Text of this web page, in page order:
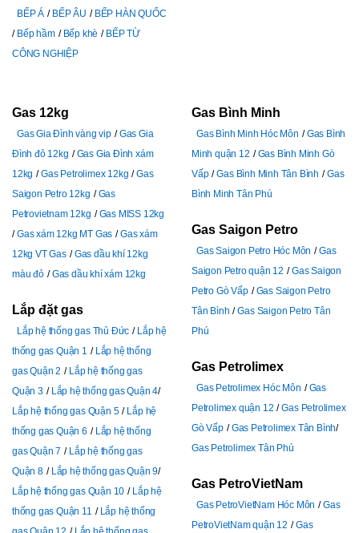
BẾP Á BẾP ÂU
BẾP HÀN QUỐC
Bếp hầm
Bếp khè
BẾP TỪ
CÔNG NGHIỆP
Gas 12kg
Gas Gia Đình vàng vip
Gas Gia
Đình đỏ 12kg
Gas Gia Đình xám
12kg
Gas Petrolimex 12kg
Gas
Saigon Petro 12kg
Gas
Petrovietnam 12kg
Gas MISS 12kg
Gas xám 12kg MT Gas
Gas xám
12kg VT Gas
Gas dầu khí 12kg
màu đỏ
Gas dầu khí xám 12kg
Lắp đặt gas
Lắp hệ thống gas Thủ Đức
Lắp hệ
thống gas Quận 1
Lắp hệ thống
gas Quận 2
Lắp hệ thống gas
Quận 3
Lắp hệ thống gas Quận 4
Lắp hệ thống gas Quận 5
Lắp hệ
thống gas Quận 6
Lắp hệ thống
gas Quận 7
Lắp hệ thống gas
Quận 8
Lắp hệ thống gas Quận 9
Lắp hệ thống gas Quận 10
Lắp hệ
thống gas Quận 11
Lắp hệ thống
Gas Bình Minh
Gas Bình Minh Hóc Môn
Gas Bình
Minh quận 12
Gas Bình Minh Gò
Vấp
Gas Bình Minh Tân Bình
Gas
Bình Minh Tân Phú
Gas Saigon Petro
Gas Saigon Petro Hóc Môn
Gas
Saigon Petro quận 12
Gas Saigon
Petro Gò Vấp
Gas Saigon Petro
Tân Bình
Gas Saigon Petro Tân
Phú
Gas Petrolimex
Gas Petrolimex Hóc Môn
Gas
Petrolimex quận 12
Gas Petrolimex
Gò Vấp
Gas Petrolimex Tân Bình
Gas Petrolimex Tân Phú
Gas PetroVietNam
Gas PetroVietNam Hóc Môn
Gas
PetroVietNam quận 12
Gas